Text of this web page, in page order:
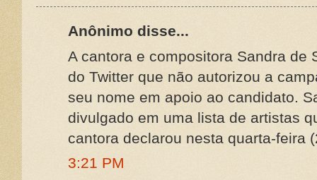
Anônimo disse...
A cantora e compositora Sandra de
do Twitter que não autorizou a
seu nome em apoio ao candidato.
divulgado em uma lista de artistas
cantora declarou nesta quarta-feira
3:21 PM